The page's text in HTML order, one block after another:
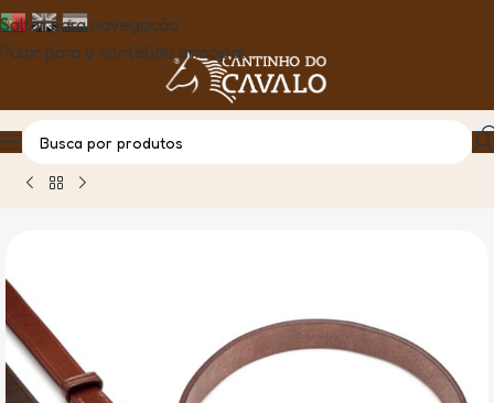
Saltar para navegação
Pular para o conteúdo principal
Casa Produto Focinheira P/Cabeçada à Espanhola